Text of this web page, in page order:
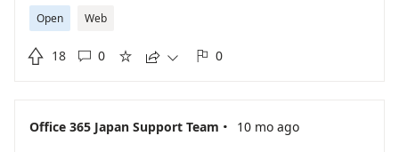
Open Web
 18  0     0
Office 365 Japan Support Team · 10 mo ago